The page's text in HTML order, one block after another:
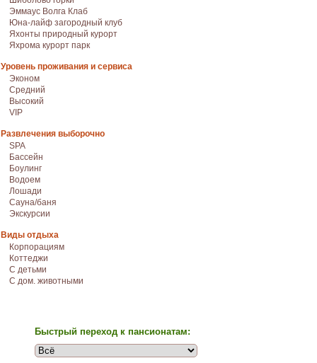
Эммаус Волга Клаб
Юна-лайф загородный клуб
Яхонты природный курорт
Яхрома курорт парк
Уровень проживания и сервиса
Эконом
Средний
Высокий
VIP
Развлечения выборочно
SPA
Бассейн
Боулинг
Водоем
Лошади
Сауна/баня
Экскурсии
Виды отдыха
Корпорациям
Коттеджи
С детьми
С дом. животными
Быстрый переход к пансионатам: